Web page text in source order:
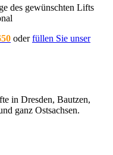
des gewünschten Lifts
oderfüllen Sie unser
in Dresden, Bautzen,
ganz Ostsachsen.